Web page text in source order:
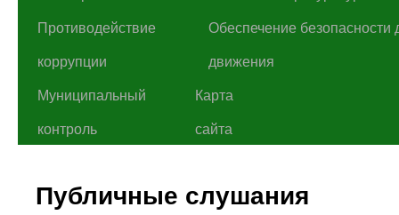
Противодействие
коррупции
Обеспечение безопасности
движения
Муниципальный
контроль
Карта
сайта
Публичные слушания